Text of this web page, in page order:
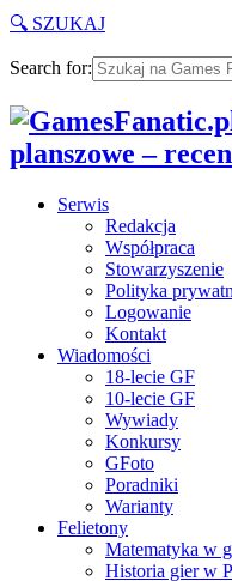
🔍 SZUKAJ
Search for:
planszowe –
Serwis
Redakcja
Współpraca
Stowarzyszenie
Polityka
Logowanie
Kontakt
Wiadomości
18-lecie GF
10-lecie GF
Wywiady
Konkursy
GFoto
Poradniki
Warianty
Felietony
Matematyka w
Historia gier w